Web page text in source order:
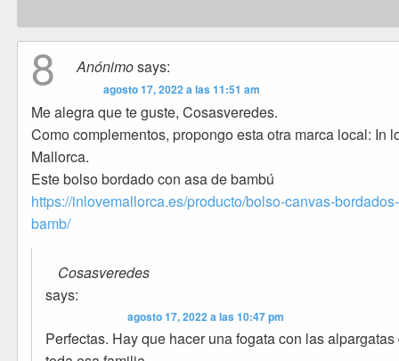
8 Anónimosays:
agosto 17, 2022 a las 11:51 am
Me alegra que te guste, Cosasveredes.
Como complementos, propongo esta otra marca local: In
Mallorca.
Este bolso bordado con asa de bambú
https://inlovemallorca.es/producto/bolso-canvas-
bamb/
Cosasveredes
says:
agosto 17, 2022 a las 10:47 pm
Perfectas. Hay que hacer una fogata con las alpargatas